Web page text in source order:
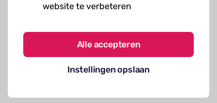
website te verbeteren
Alle accepteren
Instellingen opslaan
Algemene voorwaarden